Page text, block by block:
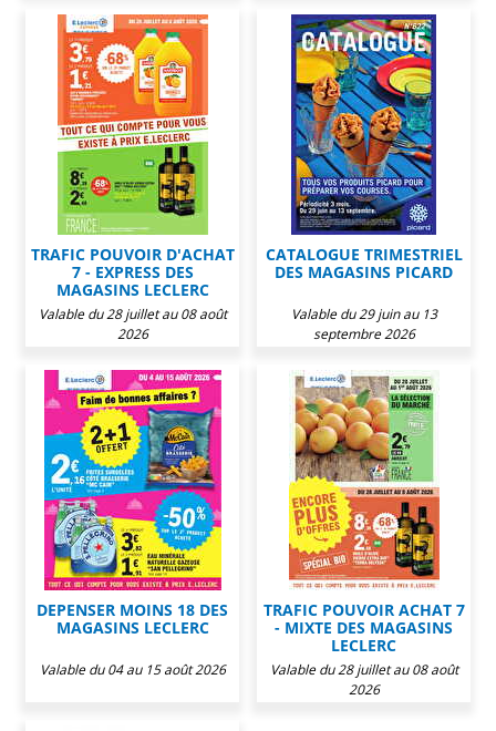
TRAFIC POUVOIR D'ACHAT
7 - EXPRESS DES
MAGASINS LECLERC
Valable du 28 juillet au 08 août
2026
CATALOGUE TRIMESTRIEL
DES MAGASINS PICARD
Valable du 29 juin au 13
septembre 2026
DEPENSER MOINS 18 DES
MAGASINS LECLERC
Valable du 04 au 15 août 2026
TRAFIC POUVOIR ACHAT 7
- MIXTE DES MAGASINS
LECLERC
Valable du 28 juillet au 08 août
2026